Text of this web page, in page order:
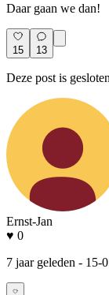
Daar gaan we dan!
15 13
Deze post is
Ernst-Jan
♥ 0
7 jaar geleden - 15-